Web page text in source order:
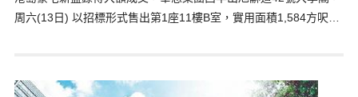
周六(13日) 以招標形式售出第1座11樓B室，實用面積1,584方呎…